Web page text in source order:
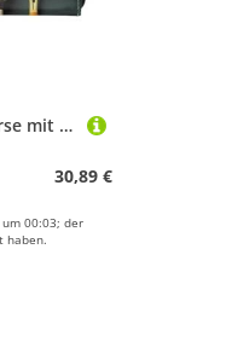
Erwqavc Lange Geldbörse mit Tennisbällen und Schlägern, für Damen und Herren, Leder, Bifold Wallets, Clutch, Reise-Münzfach
30,89 €
00:03; der
haben.